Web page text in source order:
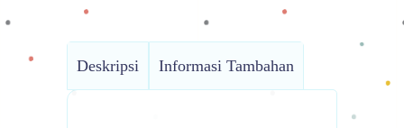
Deskripsi Informasi Tambahan